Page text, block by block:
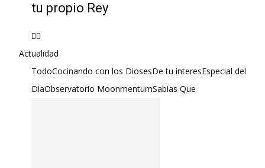
tu propio Rey
Actualidad
TodoCocinando con los DiosesDe tu interesEspecial del
DiaObservatorio MoonmentumSabias Que